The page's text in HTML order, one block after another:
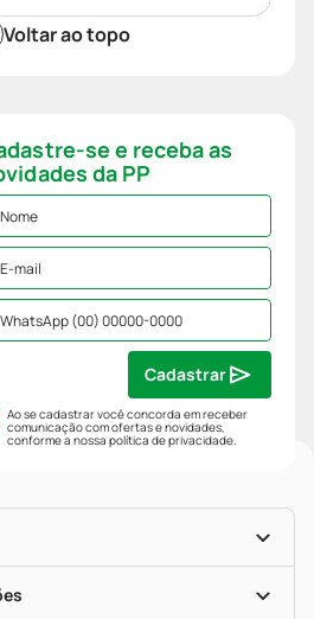
Voltar ao topo
se e receba as
da PP
Ao se cadastrar você concorda em receber
comunicação com ofertas e novidades,
conforme a nossapolítica de privacidade.
Cadastrar